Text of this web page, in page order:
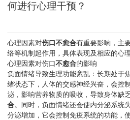
何进行心理干预？​
心理因素对伤口不愈合有重要影响，主
络等机制起作用，具体表现及相应的心
心理因素对伤口不愈合的影响
负面情绪导致生理功能紊乱：长期处于
绪状态下，人体的交感神经兴奋，会控
泌，影响营养物质的吸收，导致身体缺
合。同时，负面情绪还会使内分泌系统
分泌增加，它会控制免疫系统的功能，